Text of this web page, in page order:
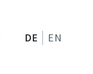
DE EN